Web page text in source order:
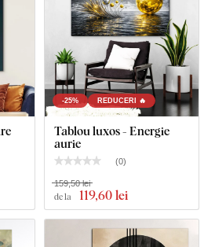
pachet?
lemn - Geometrie aurie
în prealabil pe partea din spate
pentru montaj
-25% REDUCERI 🔥
Tablou luxos - Energie
aurie
(0)
de la 119,60 lei
159,50 lei